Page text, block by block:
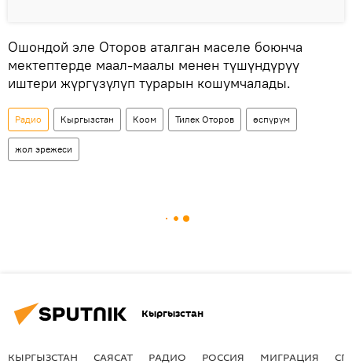
Ошондой эле Оторов аталган маселе боюнча
мектептерде маал-маалы менен түшүндүрүү
иштери жүргүзүлүп турарын кошумчалады.
Радио Кыргызстан Коом Тилек Оторов өспүрүм
жол эрежеси
Кыргызстан
КЫРГЫЗСТАН САЯСАТ РАДИО РОССИЯ МИГРАЦИЯ